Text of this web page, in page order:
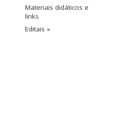
Materiais didáticos e
links
Editais »